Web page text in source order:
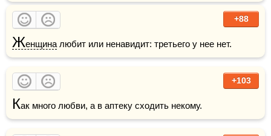
+88
Женщина любит или ненавидит: третьего у нее нет.
+103
Как много любви, а в аптеку сходить некому.